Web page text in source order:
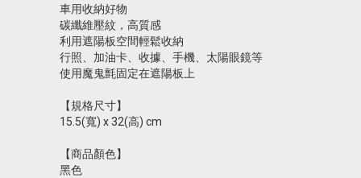
車用收納好物
碳纖維壓紋，高質感
利用遮陽板空間輕鬆收納
行照、加油卡、收據、手機、太陽眼鏡等
使用魔鬼氈固定在遮陽板上
【規格尺寸】
15.5(寬) x 32(高) cm
【商品顏色】
黑色